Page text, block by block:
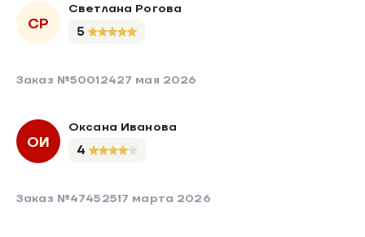
СР
Светлана Рогова
5
Заказ №50012427 мая 2026
ОИ
Оксана Иванова
4
Заказ №47452517 марта 2026